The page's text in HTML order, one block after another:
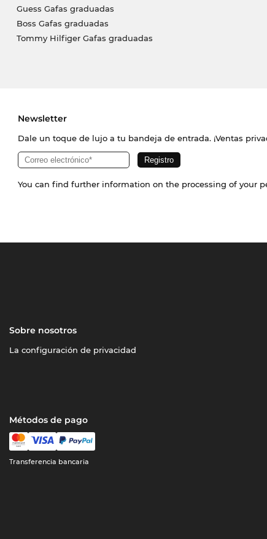
Guess Gafas graduadas
Boss Gafas graduadas
Tommy Hilfiger Gafas graduadas
Newsletter
Dale un toque de lujo a tu bandeja de entrada. ¡Ventas
You can find further information on the processing of your
Sobre nosotros
La configuración de privacidad
Métodos de pago
Transferencia bancaria